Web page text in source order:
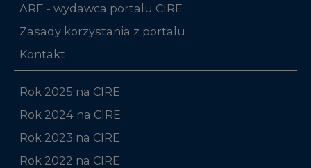
ARE - wydawca portalu CIRE
Zasady korzystania z portalu
Kontakt
Rok 2025 na CIRE
Rok 2024 na CIRE
Rok 2023 na CIRE
Rok 2022 na CIRE